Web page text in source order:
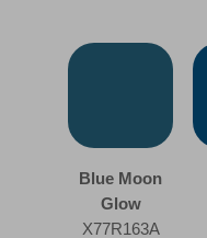
Blue Moon
Glow
X77R163A